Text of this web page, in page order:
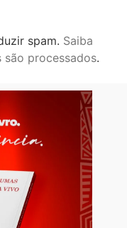
spam. Saiba
são processados.